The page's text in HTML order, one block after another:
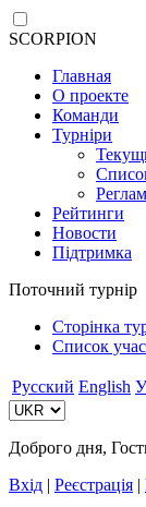
SCORPION
Главная
О проекте
Команди
Турніри
Рейтинги
Новости
Підтримка
Поточний турнір
Сторінка
Список
Русский English
Доброго дня,
Вхід | Реєстрація |